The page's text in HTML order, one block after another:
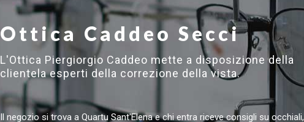
Ottica Caddeo Secci
L'Ottica Piergiorgio Caddeo mette a disposizione della
clientela esperti della correzione della vista.
Il negozio si trova a Quartu Sant'Elena e chi entra riceve consigli su occhiali,